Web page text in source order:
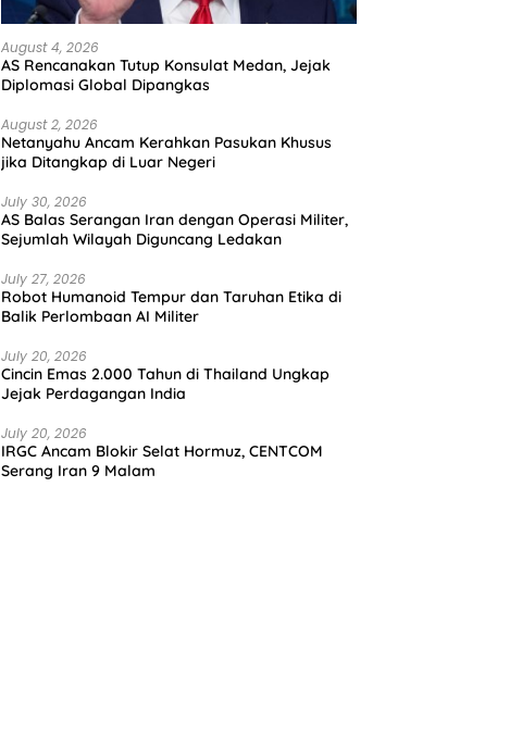
August 4, 2026
AS Rencanakan Tutup Konsulat Medan, Jejak
Diplomasi Global Dipangkas
August 2, 2026
Netanyahu Ancam Kerahkan Pasukan Khusus
jika Ditangkap di Luar Negeri
July 30, 2026
AS Balas Serangan Iran dengan Operasi Militer,
Sejumlah Wilayah Diguncang Ledakan
July 27, 2026
Robot Humanoid Tempur dan Taruhan Etika di
Balik Perlombaan AI Militer
July 20, 2026
Cincin Emas 2.000 Tahun di Thailand Ungkap
Jejak Perdagangan India
July 20, 2026
IRGC Ancam Blokir Selat Hormuz, CENTCOM
Serang Iran 9 Malam